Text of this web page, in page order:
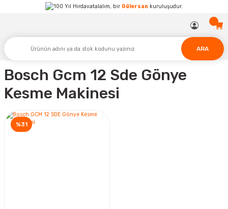
Hırdavatalalım, bir Gülersan kuruluşudur.
ARA
Bosch Gcm 12 Sde Gönye
Kesme Makinesi
%31